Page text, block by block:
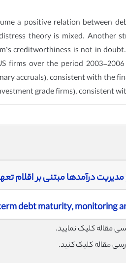
a positive relation between
theory is mixed. Another
creditworthiness is not in
firms over the period
accruals), consistent with the
grade firms), consistent
درآمدها مبتنی بر اقلام
debt maturity, monitoring
مقاله کلیک کنید.